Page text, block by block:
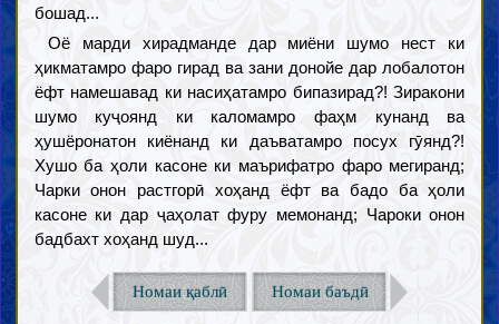
бошад...
Оё марди хирадманде дар миёни шумо нест ки
ҳикматамро фаро гирад ва зани донойе дар лобалотон
ёфт намешавад ки насиҳатамро бипазирад?! Зиракони
шумо куҷоянд ки каломамро фаҳм кунанд ва
ҳушёронатон киёнанд ки даъватамро посух гӯянд?!
Хушо ба ҳоли касоне ки маърифатро фаро мегиранд;
Чарки онон растгорӣ хоҳанд ёфт ва бадо ба ҳоли
касоне ки дар ҷаҳолат фуру мемонанд; Чароки онон
бадбахт хоҳанд шуд...
Номаи қаблӣ Номаи баъдӣ